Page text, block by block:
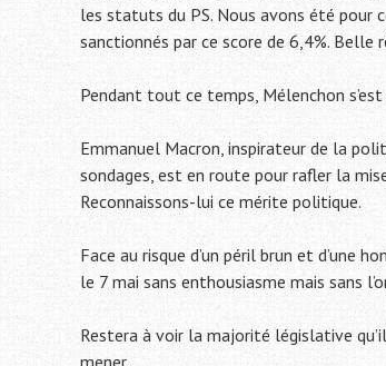
les statuts du PS. Nous avons été pour
sanctionnés par ce score de 6,4%. Belle
Pendant tout ce temps, Mélenchon
Emmanuel Macron, inspirateur de la
sondages, est en route pour rafler la
Reconnaissons-lui ce mérite politique.
Face au risque d’un péril brun et d’une
le 7 mai sans enthousiasme mais sans
Restera à voir la majorité législative
mener.